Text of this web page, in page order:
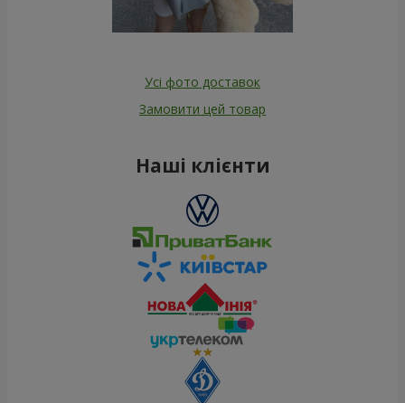
Усі фото доставок
Замовити цей товар
Наші клієнти